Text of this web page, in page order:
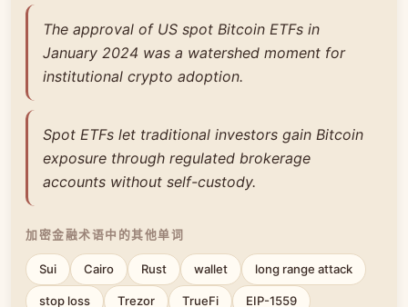
The approval of US spot Bitcoin ETFs in
January 2024 was a watershed moment for
institutional crypto adoption.
Spot ETFs let traditional investors gain Bitcoin
exposure through regulated brokerage
accounts without self-custody.
加密金融术语中的其他单词
Sui Cairo Rust wallet long range attack
stop loss Trezor TrueFi EIP-1559